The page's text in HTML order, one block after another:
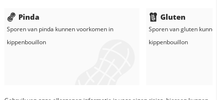
Pinda
Sporen van pinda kunnen voorkomen in
kippenbouillon
Gluten
Sporen van gluten
kippenbouillon